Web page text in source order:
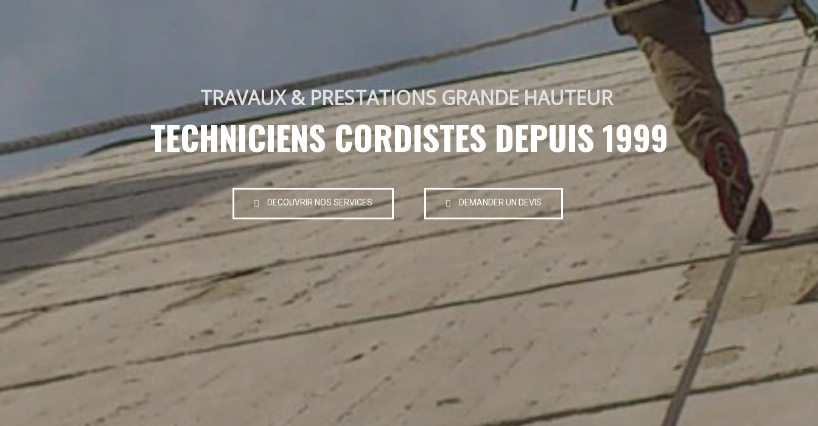
TRAVAUX & PRESTATIONS GRANDE HAUTEUR
TECHNICIENS CORDISTES DEPUIS 1999
DECOUVRIR NOS SERVICES DEMANDER UN DEVIS